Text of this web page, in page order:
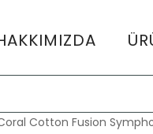
Cotton Fusion